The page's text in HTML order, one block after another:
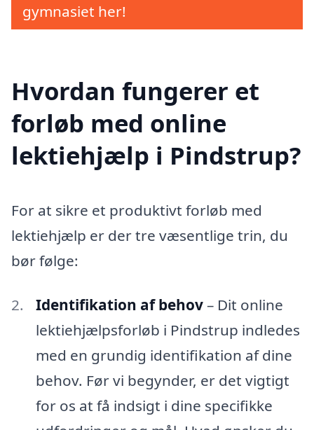
gymnasiet her!
Hvordan fungerer et
forløb med online
lektiehjælp i Pindstrup?
For at sikre et produktivt forløb med
lektiehjælp er der tre væsentlige trin, du
bør følge:
Identifikation af behov– Dit online
lektiehjælpsforløb i Pindstrup indledes
med en grundig identifikation af dine
behov. Før vi begynder, er det vigtigt
for os at få indsigt i dine specifikke